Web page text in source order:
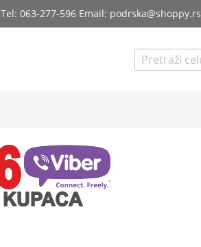
Tel: 063-277-596 Email: podrska@shoppy.rs
Pretraga